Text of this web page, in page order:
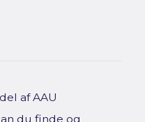
af AAU
du finde og